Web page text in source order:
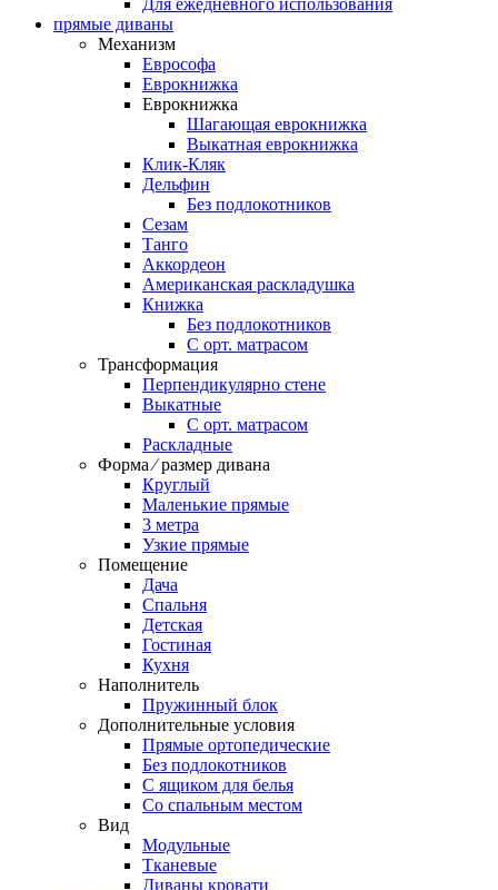
Для ежедневного использования
прямые диваны
Механизм
Еврософа
Еврокнижка
Еврокнижка
Шагающая еврокнижка
Выкатная еврокнижка
Клик-Кляк
Дельфин
Без подлокотников
Сезам
Танго
Аккордеон
Американская раскладушка
Книжка
Без подлокотников
С орт. матрасом
Трансформация
Перпендикулярно стене
Выкатные
С орт. матрасом
Раскладные
Форма ⁄ размер дивана
Круглый
Маленькие прямые
3 метра
Узкие прямые
Помещение
Дача
Спальня
Детская
Гостиная
Кухня
Наполнитель
Пружинный блок
Дополнительные условия
Прямые ортопедические
Без подлокотников
С ящиком для белья
Со спальным местом
Вид
Модульные
Тканевые
Диваны кровати